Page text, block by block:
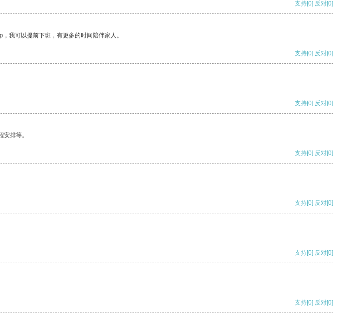
支持[0] 反对[0]
我可以提前下班，有更多的时间陪伴家人。
支持[0] 反对[0]
支持[0] 反对[0]
排等。
支持[0] 反对[0]
支持[0] 反对[0]
支持[0] 反对[0]
支持[0] 反对[0]